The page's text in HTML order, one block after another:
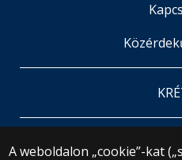
A weboldalon „cookie”-kat